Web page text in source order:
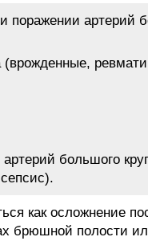
поражении артерий
большого
как осложнение
брюшной полости